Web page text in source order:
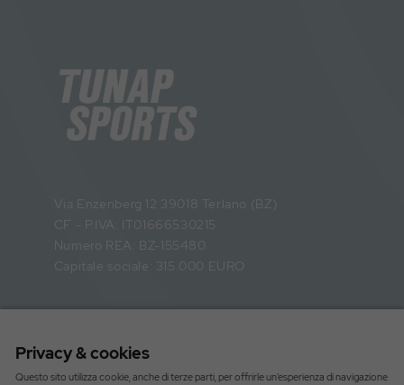
Via Enzenberg 12 39018 Terlano (BZ)
CF - P.IVA: IT01666530215
Numero REA: BZ-155480
Capitale sociale: 315.000 EURO
Catalogo
Privacy & cookies
Questo sito utilizza cookie, anche di terze parti, per offrirle un’esperienza di navigazione